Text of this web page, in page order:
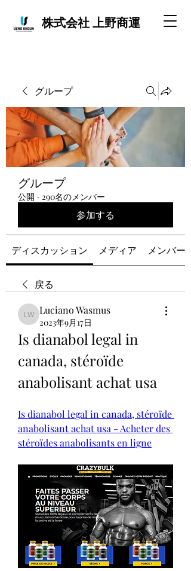
株式会社 上野商運
グループ
グループ
公開 · 290名のメンバー
参加する
ディスカッション メディア メンバー
戻る
Luciano Wasmus
Luciano Wasmus
2023年9月17日
Is dianabol legal in
canada, stéroïde
anabolisant achat usa
Is dianabol legal in canada, stéroïde
anabolisant achat usa - Acheter des
stéroïdes anabolisants en ligne